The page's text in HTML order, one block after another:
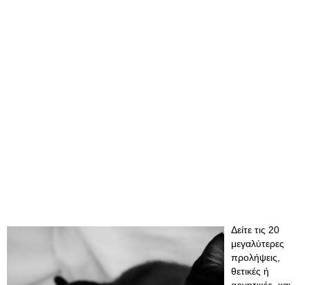
Δείτε τις 20
μεγαλύτερες
προλήψεις,
θετικές ή